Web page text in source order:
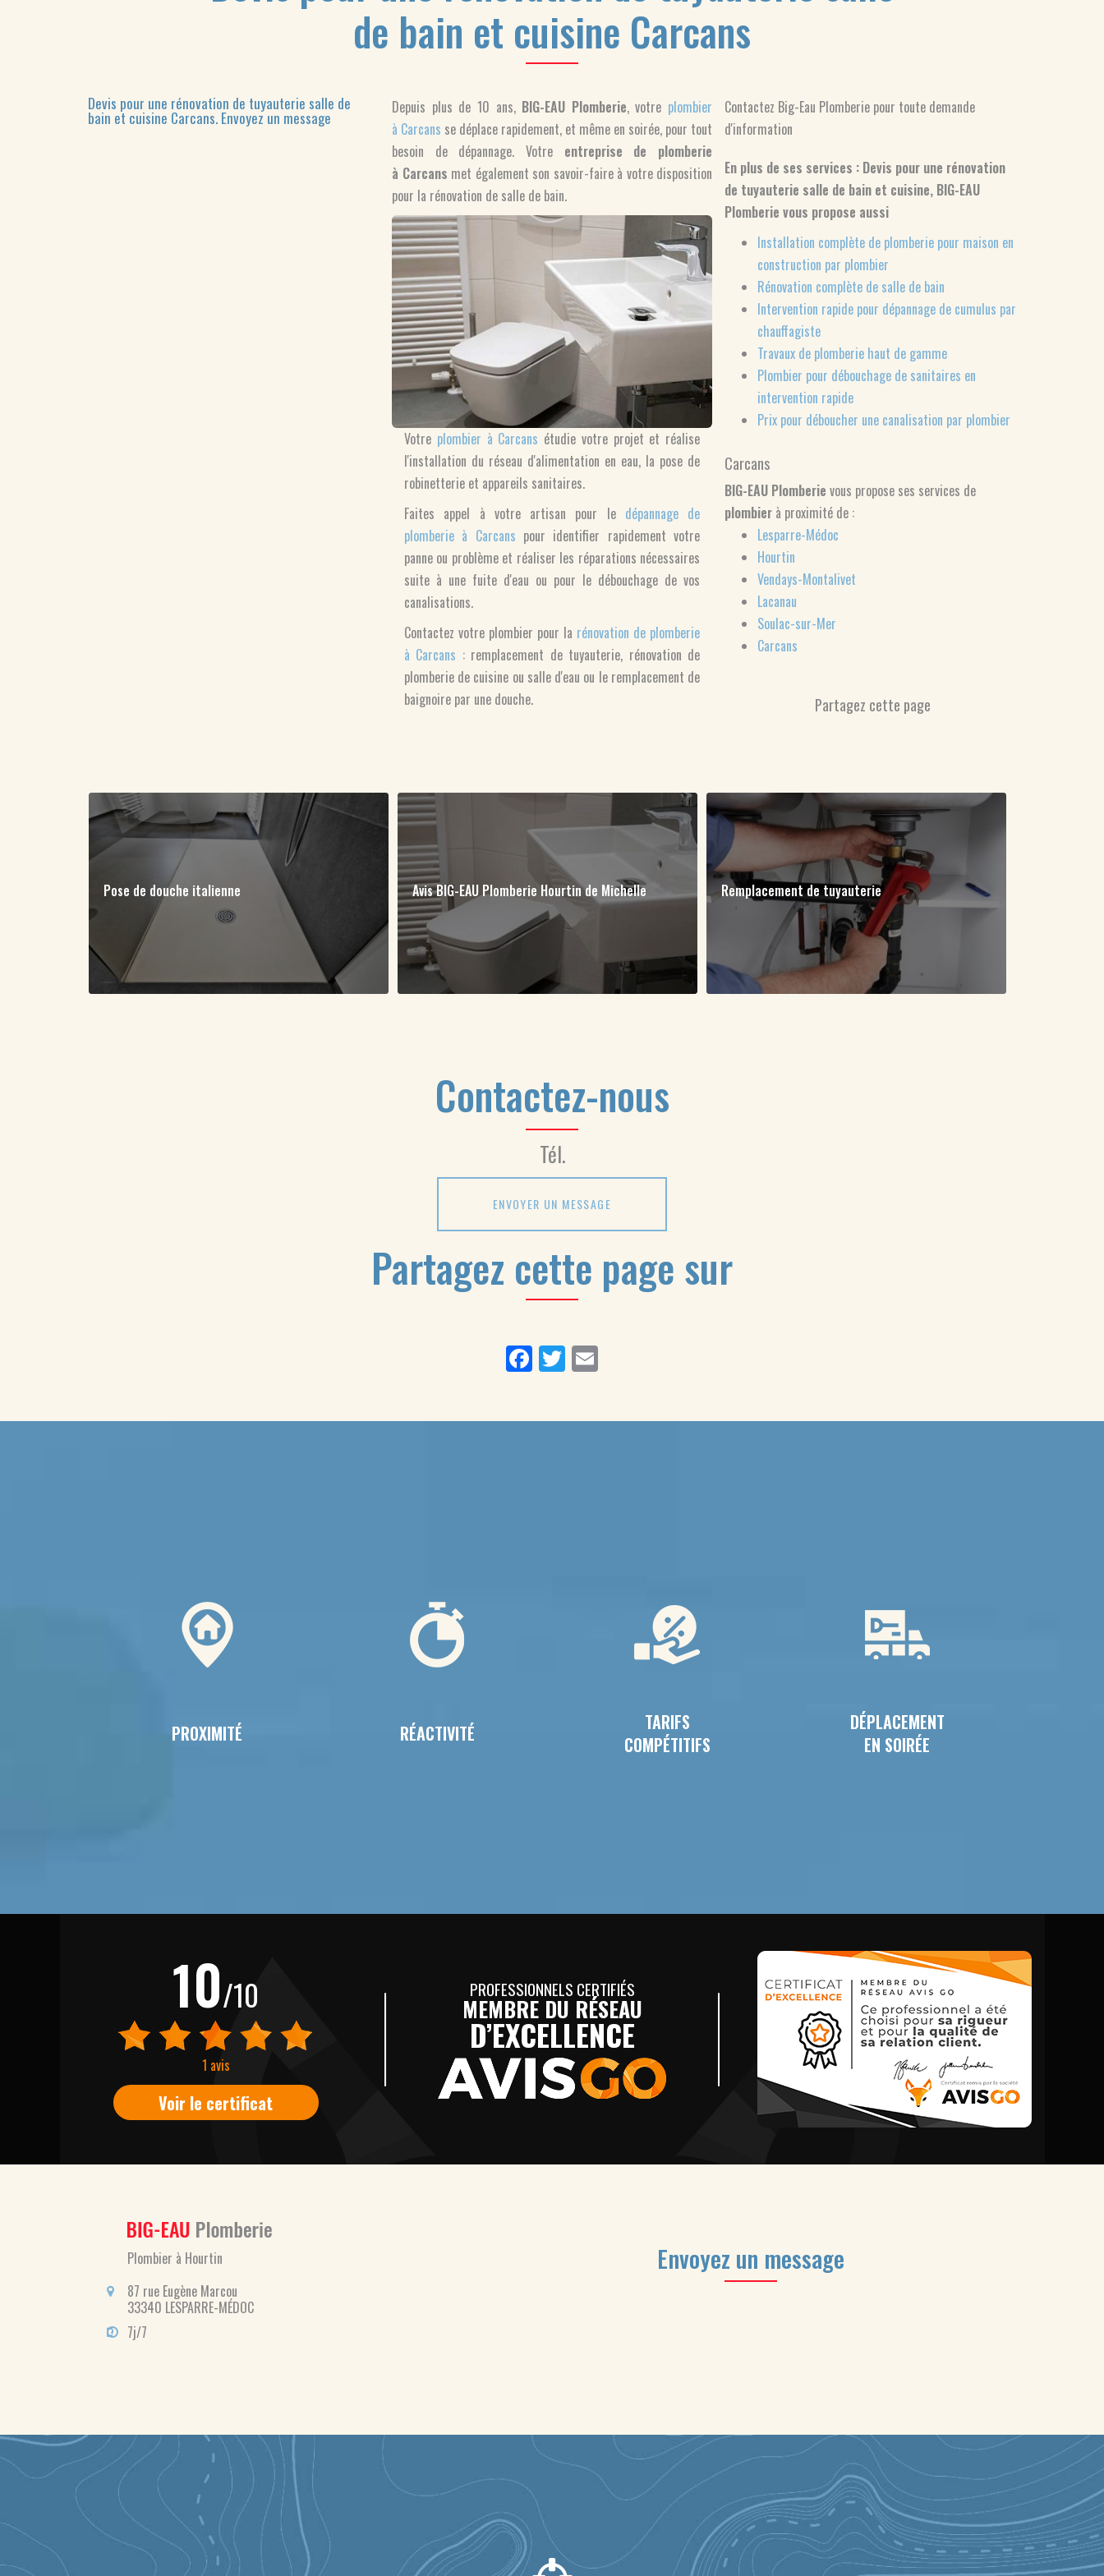
de bain et cuisine Carcans
Devis pour une rénovation de tuyauterie salle de
bain et cuisine Carcans. Envoyez un message
Depuis plus de 10 ans, BIG-EAU Plomberie, votre plombier
à Carcans se déplace rapidement, et même en soirée, pour tout
besoin de dépannage. Votre entreprise de plomberie
à Carcans met également son savoir-faire à votre disposition
pour la rénovation de salle de bain.
Votre plombier à Carcans étudie votre projet et réalise
l'installation du réseau d'alimentation en eau, la pose de
robinetterie et appareils sanitaires.
Faites appel à votre artisan pour le dépannage de
plomberie à Carcans pour identifier rapidement votre
panne ou problème et réaliser les réparations nécessaires
suite à une fuite d'eau ou pour le débouchage de vos
canalisations.
Contactez votre plombier pour la rénovation de plomberie
à Carcans : remplacement de tuyauterie, rénovation de
plomberie de cuisine ou salle d'eau ou le remplacement de
baignoire par une douche.
Contactez Big-Eau Plomberie pour toute demande
d'information
En plus de ses services : Devis pour une rénovation
de tuyauterie salle de bain et cuisine, BIG-EAU
Plomberie vous propose aussi
Installation complète de plomberie pour maison en
construction par plombier
Rénovation complète de salle de bain
Intervention rapide pour dépannage de cumulus par
chauffagiste
Travaux de plomberie haut de gamme
Plombier pour débouchage de sanitaires en
intervention rapide
Prix pour déboucher une canalisation par plombier
Carcans
BIG-EAU Plomberie vous propose ses services de
plombier à proximité de :
Lesparre-Médoc
Hourtin
Vendays-Montalivet
Lacanau
Soulac-sur-Mer
Carcans
Pose de douche italienne Avis BIG-EAU Plomberie Hourtin de Michelle Remplacement de tuyauterie
Contactez-nous
Tél.
ENVOYER UN MESSAGE
Partagez cette page sur
Facebook
Twitter
PROXIMITÉ RÉACTIVITÉ
TARIFS
COMPÉTITIFS
DÉPLACEMENT
EN SOIRÉE
10/10
1 avis
Voir le certificat
PROFESSIONNELS CERTIFIÉS
MEMBRE DU RÉSEAU
D’EXCELLENCE
Plombier à Hourtin
87 rue Eugène Marcou
33340 LESPARRE-MÉDOC
7j/7
Envoyez un message